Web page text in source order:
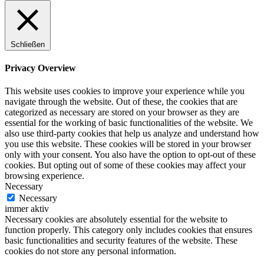
Schließen
Privacy Overview
This website uses cookies to improve your experience while you
navigate through the website. Out of these, the cookies that are
categorized as necessary are stored on your browser as they are
essential for the working of basic functionalities of the website. We
also use third-party cookies that help us analyze and understand how
you use this website. These cookies will be stored in your browser
only with your consent. You also have the option to opt-out of these
cookies. But opting out of some of these cookies may affect your
browsing experience.
Necessary
Necessary
immer aktiv
Necessary cookies are absolutely essential for the website to
function properly. This category only includes cookies that ensures
basic functionalities and security features of the website. These
cookies do not store any personal information.